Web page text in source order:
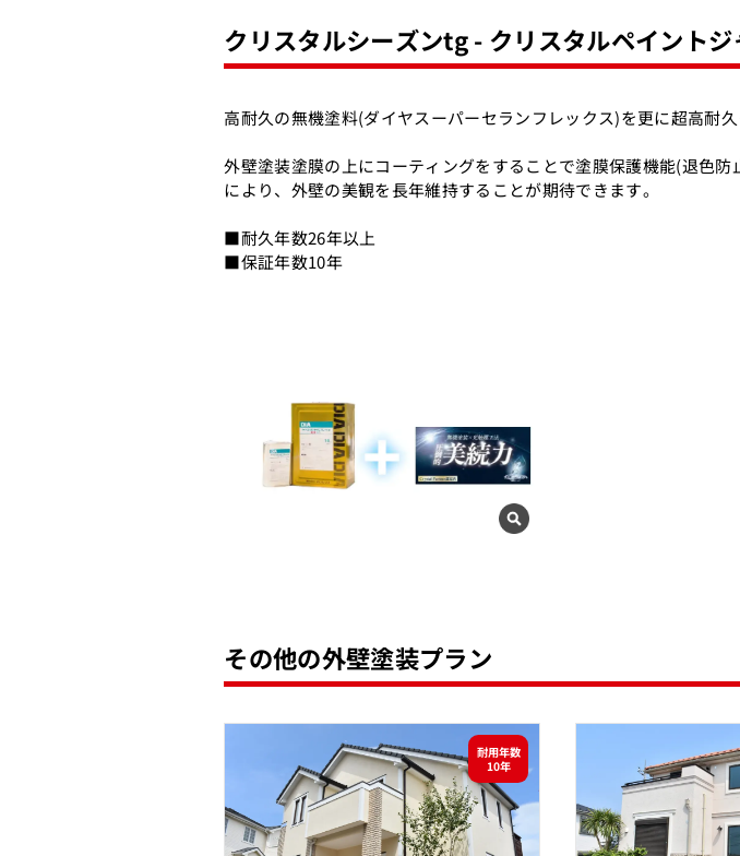
クリスタルシーズンtg - クリスタルペイントジ
高耐久の無機塗料(ダイヤスーパーセランフレックス)を更に超高耐
外壁塗装塗膜の上にコーティングをすることで塗膜保護機能(退色
により、外壁の美観を長年維持することが期待できます。
■耐久年数26年以上
■保証年数10年
その他の外壁塗装プラン
耐用年数
10年